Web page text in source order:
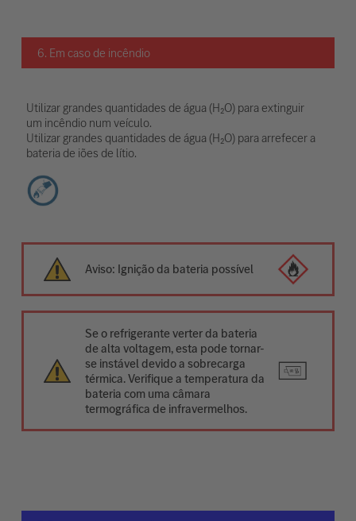
6. Em caso de incêndio
Utilizar grandes quantidades de água (H₂O) para extinguir
um incêndio num veículo.
Utilizar grandes quantidades de água (H₂O) para arrefecer a
bateria de iões de lítio.
Aviso: Ignição da bateria possível
Se o refrigerante verter da bateria
de alta voltagem, esta pode tornar-
se instável devido a sobrecarga
térmica. Verifique a temperatura da
bateria com uma câmara
termográfica de infravermelhos.